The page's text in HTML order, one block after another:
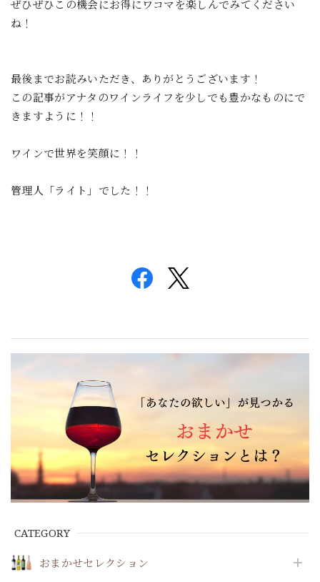
CATEGORY
おまかせセレクション
ぜひぜひこの機会にお得にワコマを楽しんでみてください
ね！
最後までお読みいただき、ありがとうございます！
この記事がアナタのワインライフを少しでも豊かなものにで
きますように！！
ワインで世界を笑顔に！！
管理人「ライト」でした！！